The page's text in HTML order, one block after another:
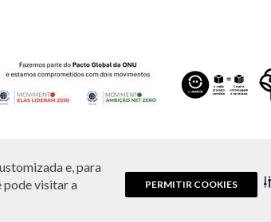
e, para
pode visitar a
PERMITIR COOKIES
e disponibilidade de estoque a qualquer momento.